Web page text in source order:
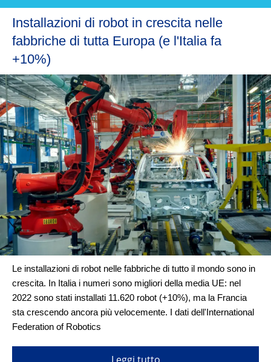
Installazioni di robot in crescita nelle
fabbriche di tutta Europa (e l'Italia fa
+10%)
Le installazioni di robot nelle fabbriche di tutto il mondo sono in
crescita. In Italia i numeri sono migliori della media UE: nel
2022 sono stati installati 11.620 robot (+10%), ma la Francia
sta crescendo ancora più velocemente. I dati dell'International
Federation of Robotics